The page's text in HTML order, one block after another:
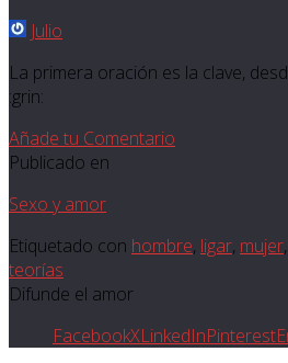
Julio
La primera oración es la clave,
:grin:
Añade tu Comentario
Publicado en
Sexo y amor
Etiquetado con hombre, ligar, mujer,
teorías
Difunde el amor
FacebookXLinkedInPinterest